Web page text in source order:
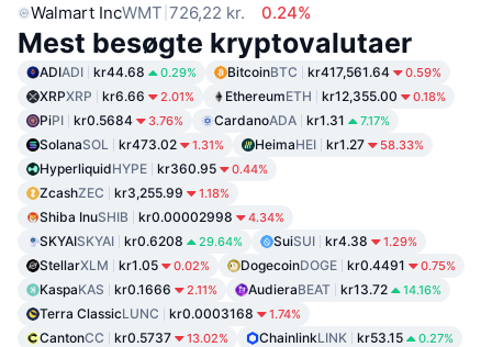
Walmart IncWMT 726,22 kr. 0.24%
Mest besøgte kryptovalutaer
ADIADI kr44.68 0.29% BitcoinBTC kr417,561.64 0.59%
XRPXRP kr6.66 2.01% EthereumETH kr12,355.00 0.18%
PiPI kr0.5684 3.76% CardanoADA kr1.31 7.17%
SolanaSOL kr473.02 1.31% HeimaHEI kr1.27 58.33%
HyperliquidHYPE kr360.95 0.44%
ZcashZEC kr3,255.99 1.18%
Shiba InuSHIB kr0.00002998 4.34%
SKYAISKYAI kr0.6208 29.64% SuiSUI kr4.38 1.29%
StellarXLM kr1.05 0.02% DogecoinDOGE kr0.4491 0.75%
KaspaKAS kr0.1666 2.11% AudieraBEAT kr13.72 14.16%
Terra ClassicLUNC kr0.0003168 1.74%
CantonCC kr0.5737 13.02% ChainlinkLINK kr53.15 0.27%